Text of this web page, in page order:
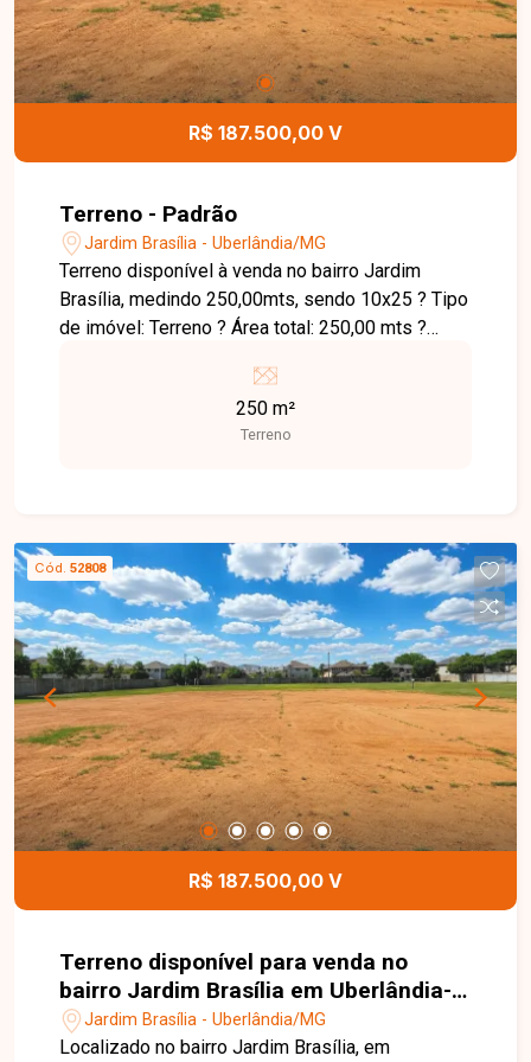
visita e venha conhecer todos os detalhes deste
imóvel.
R$ 187.500,00 V
Terreno - Padrão
Jardim Brasília - Uberlândia/MG
Terreno disponível à venda no bairro Jardim
Brasília, medindo 250,00mts, sendo 10x25 ? Tipo
de imóvel: Terreno ? Área total: 250,00 mts ?
250 m²
Terreno
Cód. 52808
R$ 187.500,00 V
Terreno disponível para venda no
bairro Jardim Brasília em Uberlândia-
MGJardim Brasília - Uberlândia/MG
Localizado no bairro Jardim Brasília, em